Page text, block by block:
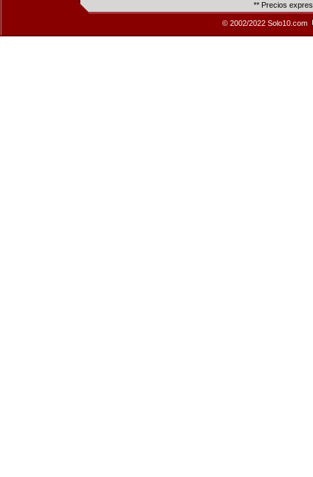
** Precios
© 2002/2022 Solo10.com